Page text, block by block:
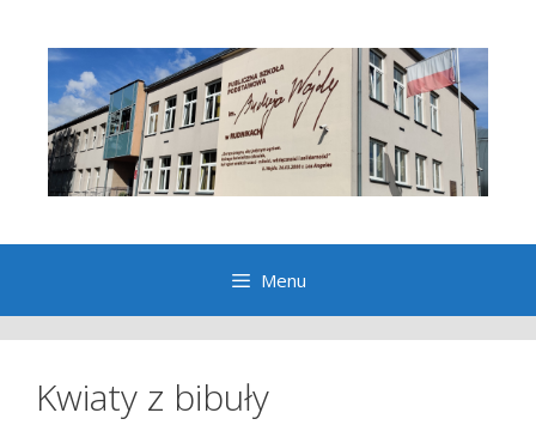
Menu
Kwiaty z bibuły